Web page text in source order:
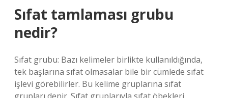
Sıfat tamlaması grubu
nedir?
Sıfat grubu: Bazı kelimeler birlikte kullanıldığında,
tek başlarına sıfat olmasalar bile bir cümlede sıfat
işlevi görebilirler. Bu kelime gruplarına sıfat